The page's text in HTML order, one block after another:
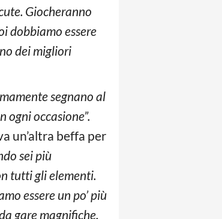
Giocheranno
dobbiamo essere
dei migliori
segnano al
ogni occasione”.
un’altra beffa per
sei più
tutti gli elementi.
essere un po’ più
gare magnifiche.